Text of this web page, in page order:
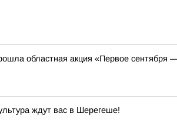
областная акция «Первое сентября
ждут вас в Шерегеше!